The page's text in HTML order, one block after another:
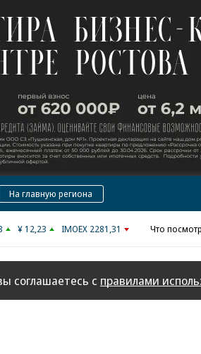
На главную региона
¥ 12,23 IMOEX 2281,31 Что
соглашаетесь с правилами